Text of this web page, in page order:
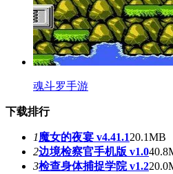
魂斗罗手游
下载排行
1魔女的夜宴 v4.41.120.1MB
2边境检察官手机版 v1.0
3检查身体捕捉学院 v1.2